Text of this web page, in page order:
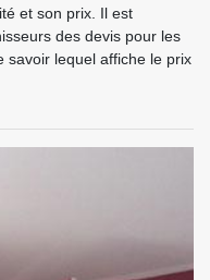
et son prix. Il est
des devis pour les
savoir lequel affiche le prix